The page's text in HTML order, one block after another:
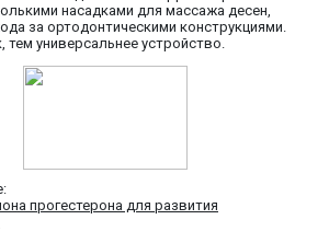
насадками для массажа десен,
за ортодонтическими конструкциями.
универсальнее устройство.
прогестерона для развития